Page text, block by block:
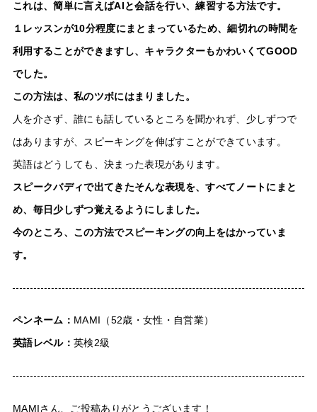
これは、簡単に言えばAIと会話を行い、練習する方法です。
１レッスンが10分程度にまとまっているため、細切れの時間を
利用することができますし、キャラクターもかわいくてGOOD
でした。
この方法は、私のツボにはまりました。
人を介さず、誰にも話しているところを聞かれず、少しずつで
はありますが、スピーキングを伸ばすことができています。
英語はどうしても、決まった表現があります。
スピークバディで出てきたそんな表現を、すべてノートにまと
め、毎日少しずつ覚えるようにしました。
今のところ、この方法でスピーキングの向上をはかっていま
す。
ペンネーム： MAMI（52歳・女性・自営業）
英語レベル： 英検2級
MAMIさん、ご投稿ありがとうございます！